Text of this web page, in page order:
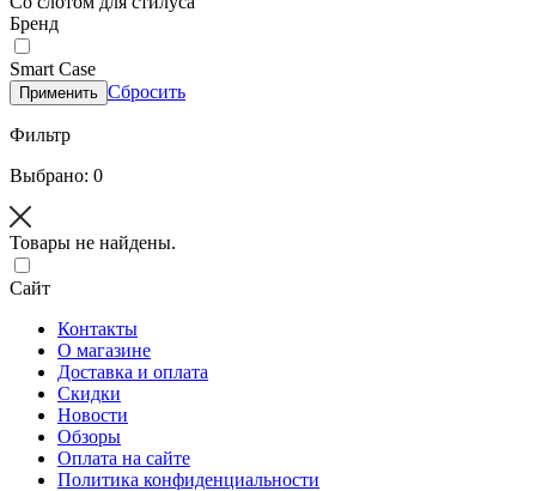
Бренд
Smart Case
Применить Сбросить
Фильтр
Выбрано: 0
Товары не найдены.
Сайт
Контакты
О магазине
Доставка и оплата
Скидки
Новости
Обзоры
Оплата на сайте
Политика конфиденциальности